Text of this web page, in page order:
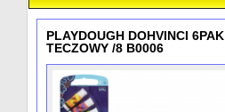
PLAYDOUGH DOHVINCI 6PAK
TECZOWY /8 B0006